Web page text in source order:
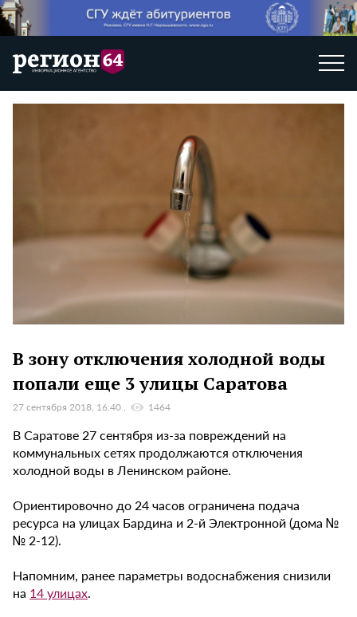
В зону отключения холодной воды
попали еще 3 улицы Саратова
27 сентября 2018, 16:40 1464
В Саратове 27 сентября из-за повреждений на
коммунальных сетях продолжаются отключения
холодной воды в Ленинском районе.
Ориентировочно до 24 часов ограничена подача
ресурса на улицах Бардина и 2-й Электронной (дома №
№ 2-12).
Напомним, ранее параметры водоснабжения снизили
на 14 улицах.